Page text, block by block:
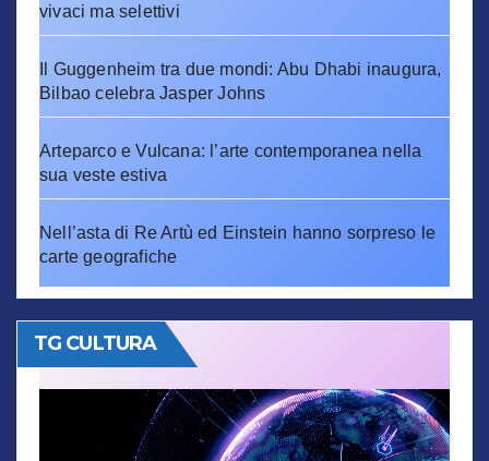
vivaci ma selettivi
Il Guggenheim tra due mondi: Abu Dhabi inaugura,
Bilbao celebra Jasper Johns
Arteparco e Vulcana: l’arte contemporanea nella
sua veste estiva
Nell’asta di Re Artù ed Einstein hanno sorpreso le
carte geografiche
TG CULTURA